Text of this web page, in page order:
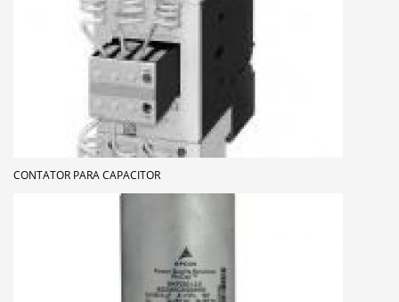
CONTATOR PARA CAPACITOR